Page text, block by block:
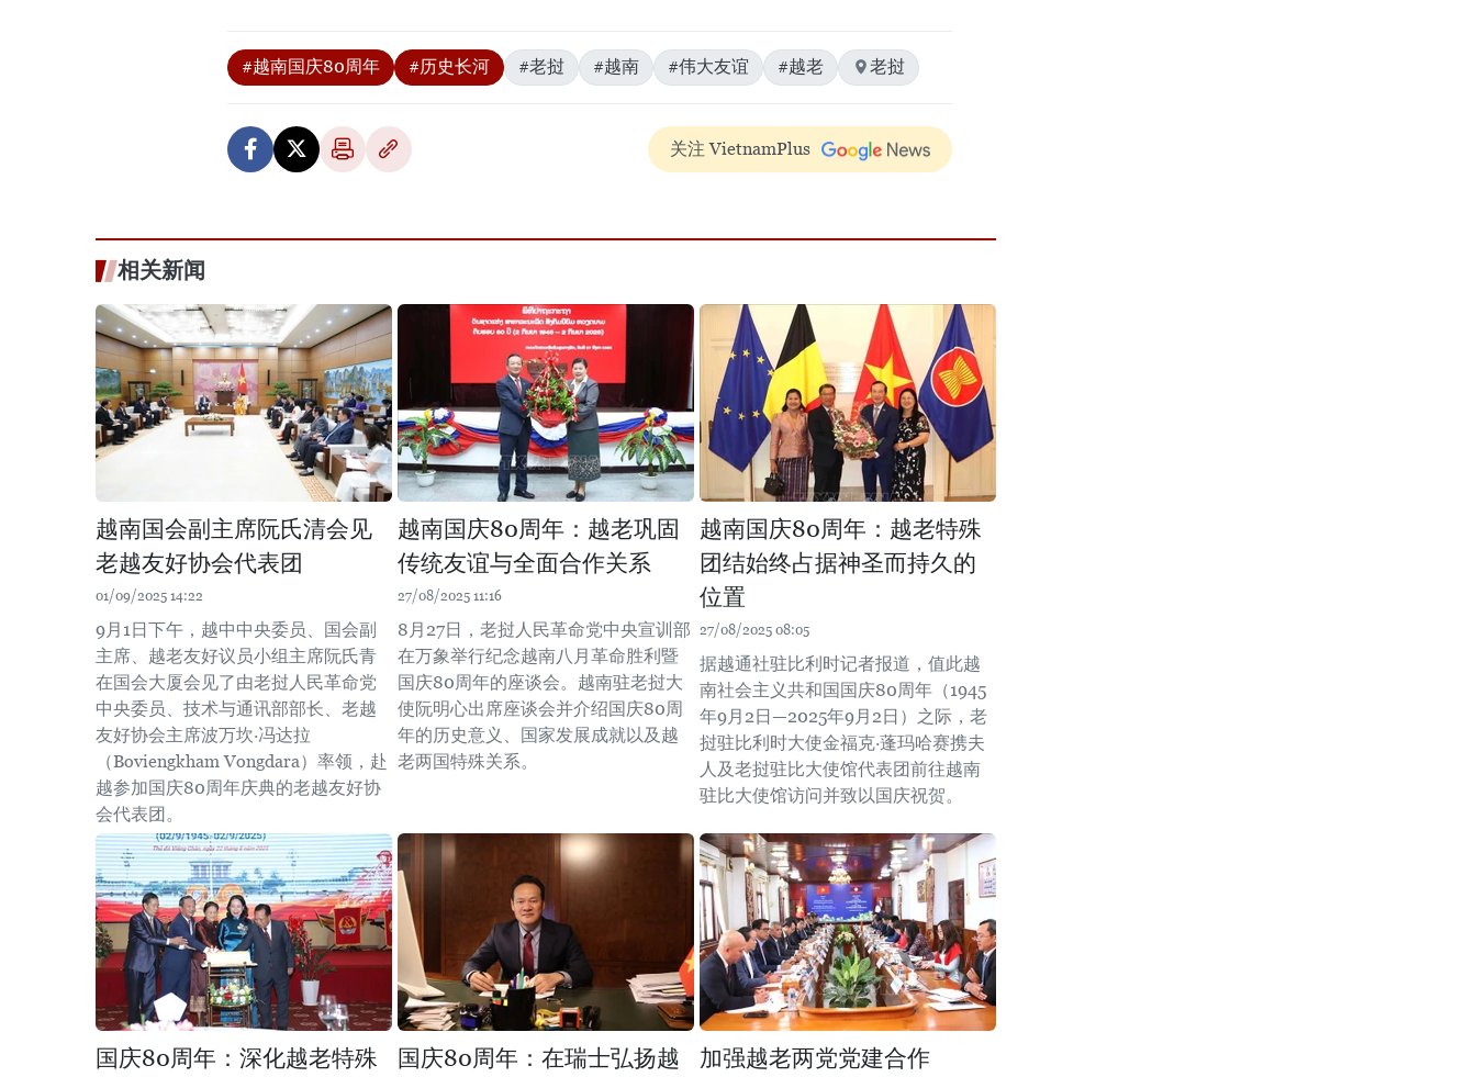
#越南国庆80周年 #历史长河 #老挝 #越南 #伟大友谊 #越老 老挝
关注 VietnamPlus
相关新闻
越南国会副主席阮氏清会见
老越友好协会代表团
01/09/2025 14:22
9月1日下午，越中中央委员、国会副
主席、越老友好议员小组主席阮氏青
在国会大厦会见了由老挝人民革命党
中央委员、技术与通讯部部长、老越
友好协会主席波万坎·冯达拉
（Boviengkham Vongdara）率领，赴
越参加国庆80周年庆典的老越友好协
会代表团。
越南国庆80周年：越老巩固
传统友谊与全面合作关系
27/08/2025 11:16
8月27日，老挝人民革命党中央宣训部
在万象举行纪念越南八月革命胜利暨
国庆80周年的座谈会。越南驻老挝大
使阮明心出席座谈会并介绍国庆80周
年的历史意义、国家发展成就以及越
老两国特殊关系。
越南国庆80周年：越老特殊
团结始终占据神圣而持久的
位置
27/08/2025 08:05
据越通社驻比利时记者报道，值此越
南社会主义共和国国庆80周年（1945
年9月2日—2025年9月2日）之际，老
挝驻比利时大使金福克·蓬玛哈赛携夫
人及老挝驻比大使馆代表团前往越南
驻比大使馆访问并致以国庆祝贺。
国庆80周年：深化越老特殊 国庆80周年：在瑞士弘扬越 加强越老两党党建合作